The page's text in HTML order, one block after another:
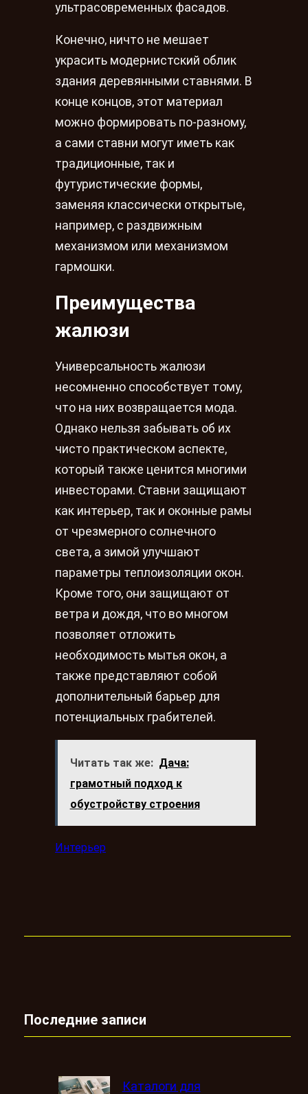
ультрасовременных фасадов.
Конечно, ничто не мешает
украсить модернистский облик
здания деревянными ставнями. В
конце концов, этот материал
можно формировать по-разному,
а сами ставни могут иметь как
традиционные, так и
футуристические формы,
заменяя классически открытые,
например, с раздвижным
механизмом или механизмом
гармошки.
Преимущества
жалюзи
Универсальность жалюзи
несомненно способствует тому,
что на них возвращается мода.
Однако нельзя забывать об их
чисто практическом аспекте,
который также ценится многими
инвесторами. Ставни защищают
как интерьер, так и оконные рамы
от чрезмерного солнечного
света, а зимой улучшают
параметры теплоизоляции окон.
Кроме того, они защищают от
ветра и дождя, что во многом
позволяет отложить
необходимость мытья окон, а
также представляют собой
дополнительный барьер для
потенциальных грабителей.
Читать так же: Дача:
грамотный подход к
обустройству строения
Интерьер
Последние записи
Каталоги для